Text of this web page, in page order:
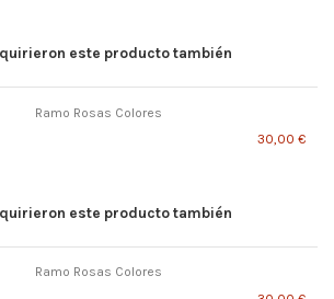
este producto también
30,00 €
este producto también